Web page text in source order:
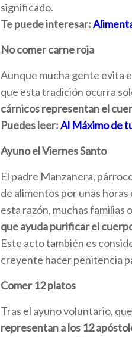
significado.
Te puede interesar:
No comer carne roja
Aunque mucha gente evita
que esta tradición ocurra
cárnicos representan el
Puedes leer:Al Máximo de
Ayuno el Viernes Santo
El padre Manzanera,
de alimentos por unas
esta razón, muchas familias
que ayuda purificar el
Este acto también es
creyente hacer penitencia
Comer 12 platos
Tras el ayuno voluntario,
representan a los 12